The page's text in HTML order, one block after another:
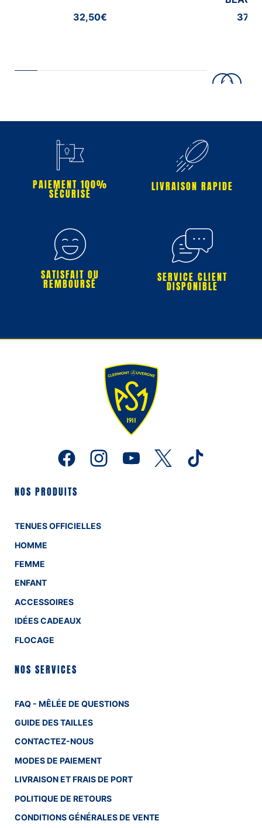
32,50€
PAIEMENT 100%
SÉCURISÉ
LIVRAISON RAPIDE
SATISFAIT OU
REMBOURSÉ SERVICE CLIENT
DISPONIBLE
NOS PRODUITS
TENUES OFFICIELLES
HOMME
FEMME
ENFANT
ACCESSOIRES
IDÉES CADEAUX
FLOCAGE
NOS SERVICES
FAQ - MÊLÉE DE QUESTIONS
GUIDE DES TAILLES
CONTACTEZ-NOUS
MODES DE PAIEMENT
LIVRAISON ET FRAIS DE PORT
POLITIQUE DE RETOURS
CONDITIONS GÉNÉRALES DE VENTE